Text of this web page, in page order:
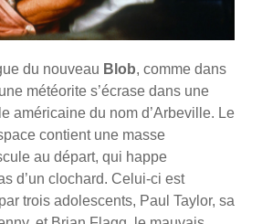
du nouveau Blob, comme dans
météorite s’écrase dans une
américaine du nom d’Arbeville. Le
contient une masse
au départ, qui happe
d’un clochard. Celui-ci est
trois adolescents, Paul Taylor, sa